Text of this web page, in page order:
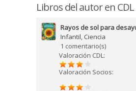
Libros del autor en CDL
Rayos de sol para
Infantil, Ciencia
1 comentario(s)
Valoración CDL:
Valoración Socios: